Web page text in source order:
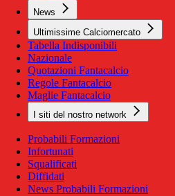
News
Ultimissime Calciomercato
Tabella Indisponibili
Nazionale
Quotazioni Fantacalcio
Regole Fantacalcio
Maglie Fantacalcio
I siti del nostro network
Probabili Formazioni
Infortunati
Squalificati
Diffidati
News Probabili Formazioni